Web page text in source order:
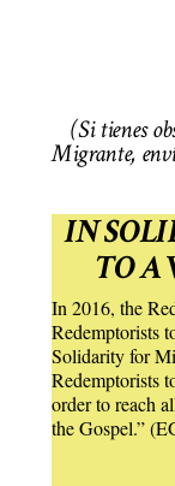
(Si tienes
Migrante,
IN
TO A
In 2016, the
Redemptorists
Solidarity for
Redemptorists
order to reach
the Gospel.”